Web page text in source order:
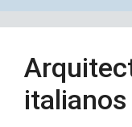
italianos